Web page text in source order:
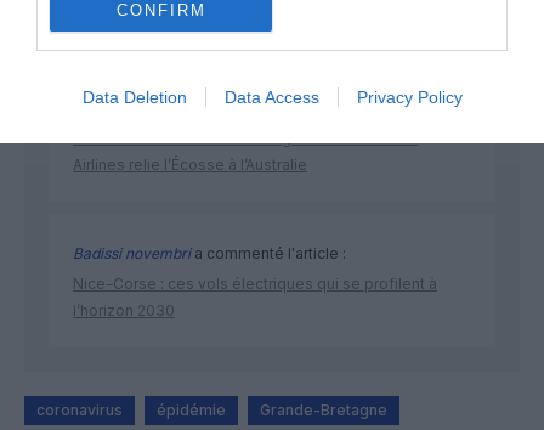
CONFIRM
Data Deletion Data Access Privacy Policy
DERNIERS COMMENTAIRES
Mathématiquesa commenté l'article :
Airlines relie l’Écosse à l’Australie
Badissi novembria commenté l'article :
Nice–Corse : ces vols électriques qui se profilent à
l’horizon 2030
coronavirus épidémie Grande-Bretagne